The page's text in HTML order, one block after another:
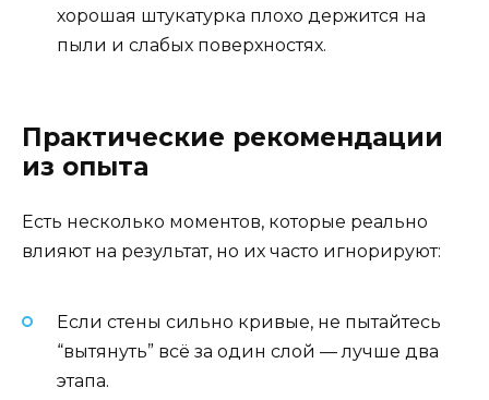
хорошая штукатурка плохо держится на
пыли и слабых поверхностях.
Практические рекомендации
из опыта
Есть несколько моментов, которые реально
влияют на результат, но их часто игнорируют:
Если стены сильно кривые, не пытайтесь
“вытянуть” всё за один слой — лучше два
этапа.